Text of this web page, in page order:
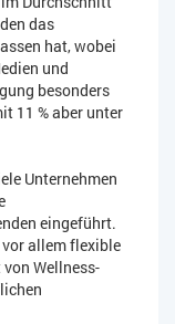
das
hat, wobei
und
besonders
11 % aber unter
Unternehmen
eingeführt.
vor allem flexible
Wellness-